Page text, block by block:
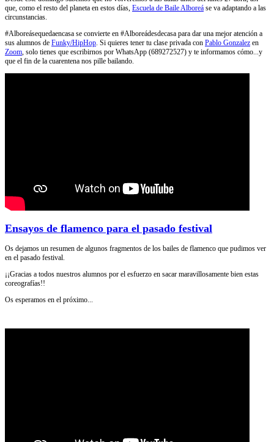
que, como el resto del planeta en estos días, Escuela de Baile Alboreá se va adaptando a las
circunstancias.
#Alboreásequedaencasa se convierte en #Alboreádesdecasa para dar una mejor atención a
sus alumnos de Funky/HipHop. Si quieres tener tu clase privada con Pablo Gonzalez en
Zoom, solo tienes que escribirnos por WhatsApp (689272527) y te informamos cómo...y
que el fin de la cuarentena nos pille bailando.
Ensayos de flamenco para el pasado festival
Os dejamos un resumen de algunos fragmentos de los bailes de flamenco que pudimos ver
en el pasado festival.
¡¡Gracias a todos nuestros alumnos por el esfuerzo en sacar maravillosamente bien estas
coreografías!!
Os esperamos en el próximo...